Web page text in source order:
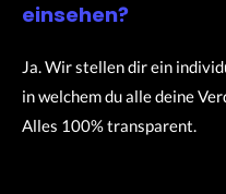
einsehen?
Ja. Wir stellen dir ein
in welchem du alle deine
Alles 100% transparent.